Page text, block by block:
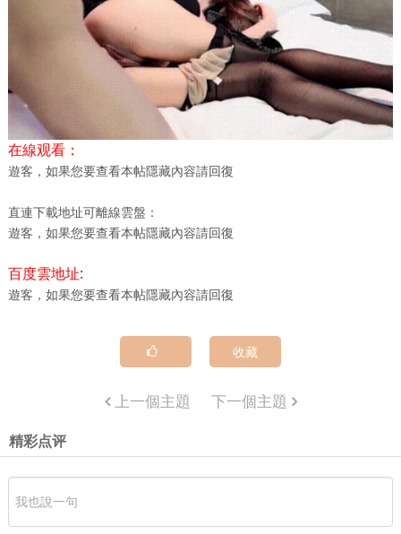
在線观看：
遊客，如果您要查看本帖隱藏內容請回復
直連下載地址可離線雲盤：
遊客，如果您要查看本帖隱藏內容請回復
百度雲地址:
遊客，如果您要查看本帖隱藏內容請回復
收藏
上一個主題 下一個主題
精彩点评